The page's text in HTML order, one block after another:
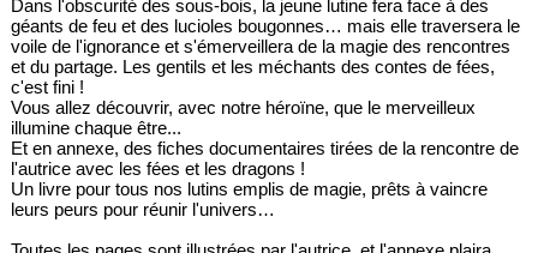
Dans l'obscurité des sous-bois, la jeune lutine fera face à des
géants de feu et des lucioles bougonnes… mais elle traversera le
voile de l'ignorance et s'émerveillera de la magie des rencontres
et du partage. Les gentils et les méchants des contes de fées,
c'est fini !
Vous allez découvrir, avec notre héroïne, que le merveilleux
illumine chaque être...
Et en annexe, des fiches documentaires tirées de la rencontre de
l'autrice avec les fées et les dragons !
Un livre pour tous nos lutins emplis de magie, prêts à vaincre
leurs peurs pour réunir l'univers…